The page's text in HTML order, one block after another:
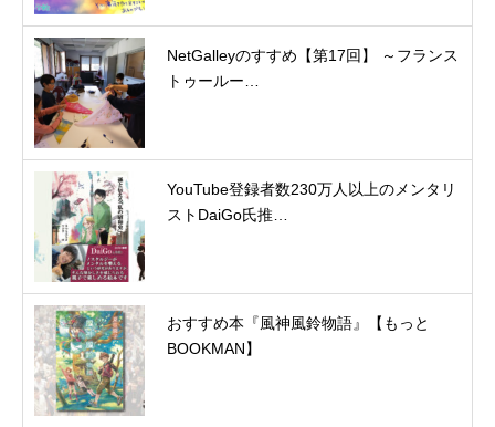
NetGalleyのすすめ【第17回】 ～フランス
トゥールー…
YouTube登録者数230万人以上のメンタリ
ストDaiGo氏推…
おすすめ本『風神風鈴物語』【もっと
BOOKMAN】